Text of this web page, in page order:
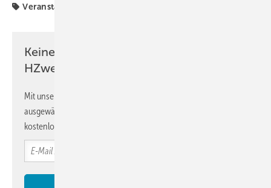
Veranstaltungen
Keine Zeit? Kein Problem mit dem
HZwei-Newsletter!
Mit unserem Newsletter erhalten Sie regelmäßig von uns
ausgewählte Informationen und Neuigkeiten, gebündelt und
kostenlos direkt ins Postfach.